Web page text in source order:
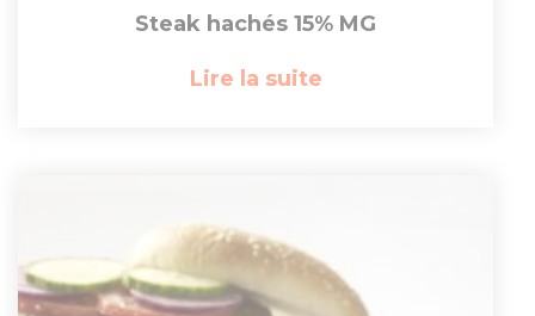
Steak hachés 15% MG
Lire la suite